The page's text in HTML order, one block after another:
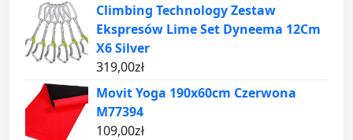
Climbing Technology Zestaw
Ekspresów Lime Set Dyneema 12Cm
X6 Silver
319,00zł
Movit Yoga 190x60cm Czerwona
M77394
109,00zł